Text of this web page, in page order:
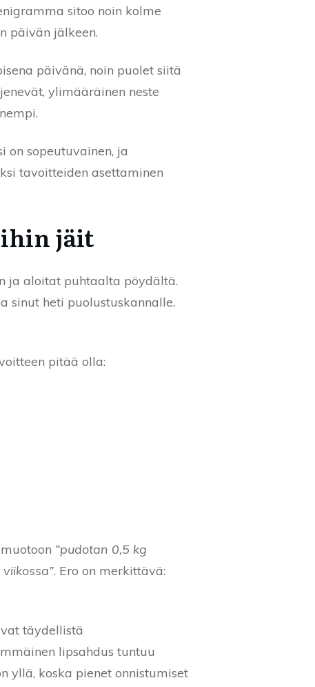
sitoo noin kolme
päivän jälkeen.
päivänä, noin puolet siitä
ylimääräinen neste
on sopeutuvainen, ja
tavoitteiden asettaminen
jäit
ja aloitat puhtaalta pöydältä.
sinut heti puolustuskannalle.
pitää olla:
“pudotan 0,5 kg
. Ero on merkittävä:
täydellistä
lipsahdus tuntuu
yllä, koska pienet onnistumiset